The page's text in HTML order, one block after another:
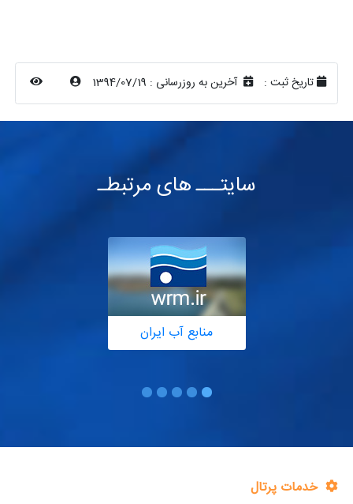
تاریخ ثبت : آخرین به روزرسانی : 1394/07/19
سایتـــ های مرتبطـ
منابع آب ایران
خدمات پرتال